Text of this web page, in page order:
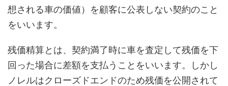
想される車の価値）を顧客に公表しない契約のこと
をいいます。
残価精算とは、契約満了時に車を査定して残価を下
回った場合に差額を支払うことをいいます。しかし
ノレルはクローズドエンドのため残価を公開されて